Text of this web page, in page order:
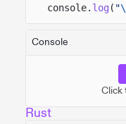
console. log ( "
Console
Click
Rust